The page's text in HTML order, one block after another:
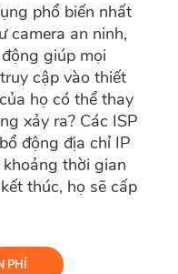
phổ biến nhất
camera an ninh,
giúp mọi
cập vào thiết
họ có thể thay
xảy ra? Các ISP
động địa chỉ IP
thời gian
thúc, họ sẽ cấp
PHÍ